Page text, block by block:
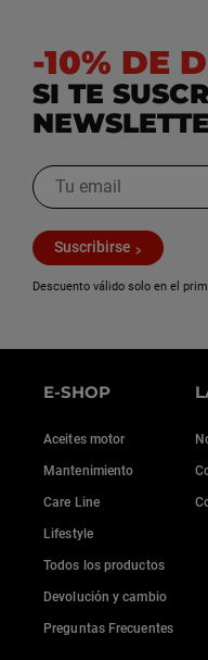
-10% DE
SI TE
Suscribirse
Descuento válido solo en el
E-SHOP
Aceites motor
Mantenimiento
Care Line
Lifestyle
Todos los productos
Devolución y cambio
Preguntas Frecuentes